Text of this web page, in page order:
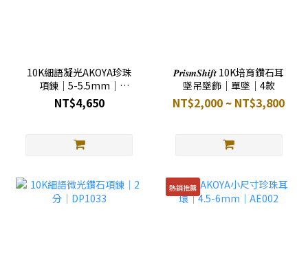
10K細語凝光AKOYA珍珠
項鍊｜5-5.5mm｜
DP1032
NT$4,650
𝑷𝒓𝒊𝒔𝒎𝑺𝒉𝒊𝒇𝒕 10K培育鑽石耳
墜吊墜飾｜單墜｜4款
NT$2,000 ~ NT$3,800
熱銷推薦